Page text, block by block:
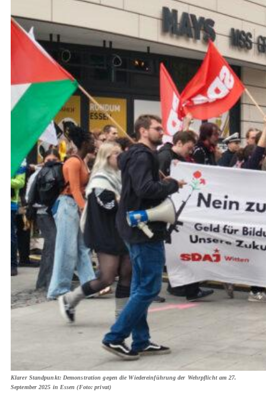
Klarer Standpunkt: Demonstration gegen die Wiedereinführung der Wehrpflicht am 27.
September 2025 in Essen (Foto: privat)